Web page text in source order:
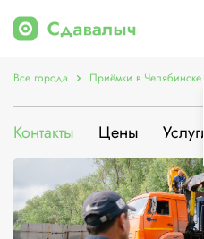
Все города Приёмки в Челябинске
Контакты Цены Услуги